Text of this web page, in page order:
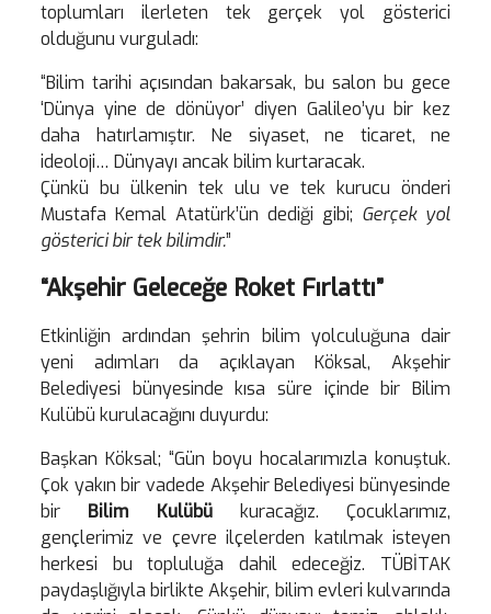
toplumları ilerleten tek gerçek yol gösterici
olduğunu vurguladı:
“Bilim tarihi açısından bakarsak, bu salon bu gece
‘Dünya yine de dönüyor’ diyen Galileo’yu bir kez
daha hatırlamıştır. Ne siyaset, ne ticaret, ne
ideoloji… Dünyayı ancak bilim kurtaracak.
Çünkü bu ülkenin tek ulu ve tek kurucu önderi
Mustafa Kemal Atatürk’ün dediği gibi; Gerçek yol
gösterici bir tek bilimdir.”
“Akşehir Geleceğe Roket Fırlattı”
Etkinliğin ardından şehrin bilim yolculuğuna dair
yeni adımları da açıklayan Köksal, Akşehir
Belediyesi bünyesinde kısa süre içinde bir Bilim
Kulübü kurulacağını duyurdu:
Başkan Köksal; “Gün boyu hocalarımızla konuştuk.
Çok yakın bir vadede Akşehir Belediyesi bünyesinde
bir Bilim Kulübükuracağız. Çocuklarımız,
gençlerimiz ve çevre ilçelerden katılmak isteyen
herkesi bu topluluğa dahil edeceğiz. TÜBİTAK
paydaşlığıyla birlikte Akşehir, bilim evleri kulvarında